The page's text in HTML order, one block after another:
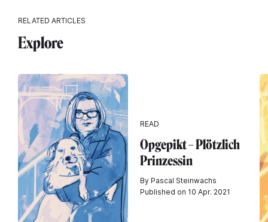
RELATED ARTICLES
Explore
READ
Opgepikt – Plötzlich
Prinzessin
By Pascal Steinwachs
Published on 10 Apr. 2021